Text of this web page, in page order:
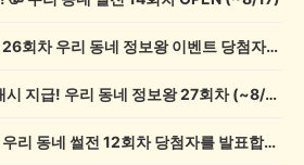
💰[당첨자 발표] 26회차 우리 동네 정보왕 이벤트 당첨자를 발표합니다!
💸 전원 2,000캐시 지급! 우리 동네 정보왕 27회차 (~8/10)
💰[당첨자 발표] 우리 동네 썰전 12회차 당첨자를 발표합니다!